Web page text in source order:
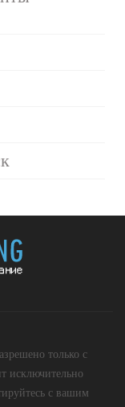
только с
исключительно
с вашим